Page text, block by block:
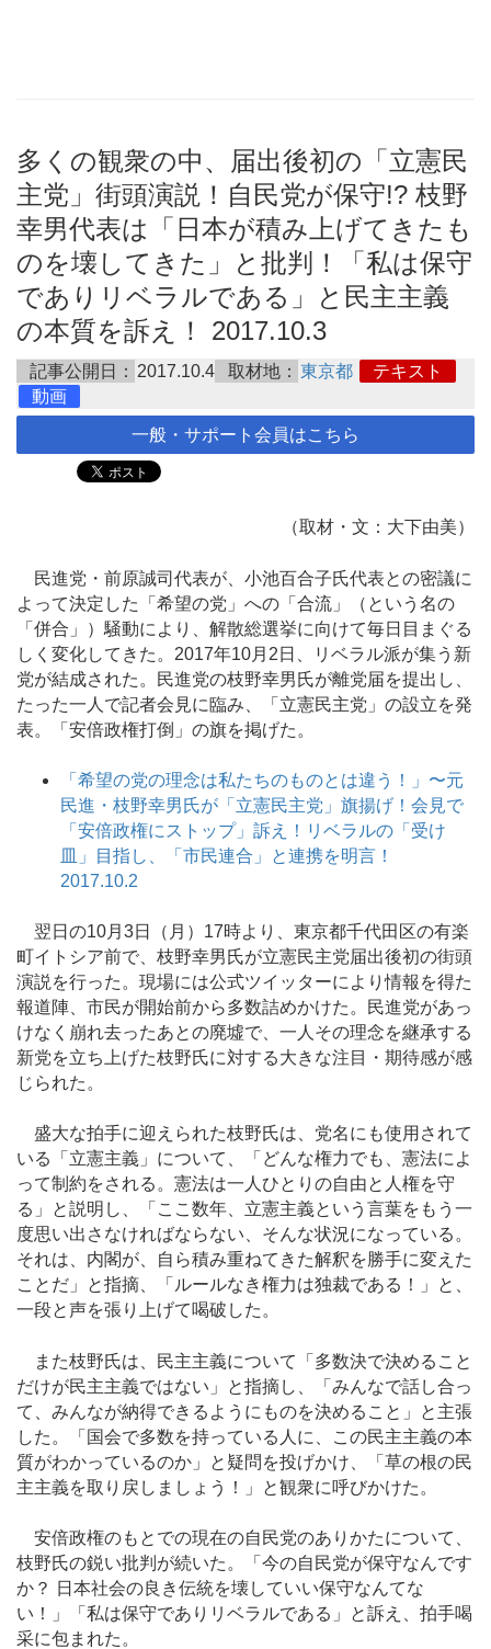
多くの観衆の中、届出後初の「立憲民
主党」街頭演説！自民党が保守!? 枝野
幸男代表は「日本が積み上げてきたも
のを壊してきた」と批判！「私は保守
でありリベラルである」と民主主義
の本質を訴え！ 2017.10.3
記事公開日： 2017.10.4 取材地： 東京都
テキスト
動画
一般・サポート会員はこちら
（取材・文：大下由美）
民進党・前原誠司代表が、小池百合子氏代表との密議に
よって決定した「希望の党」への「合流」（という名の
「併合」）騒動により、解散総選挙に向けて毎日目まぐる
しく変化してきた。2017年10月2日、リベラル派が集う新
党が結成された。民進党の枝野幸男氏が離党届を提出し、
たった一人で記者会見に臨み、「立憲民主党」の設立を発
表。「安倍政権打倒」の旗を掲げた。
「希望の党の理念は私たちのものとは違う！」〜元
民進・枝野幸男氏が「立憲民主党」旗揚げ！会見で
「安倍政権にストップ」訴え！リベラルの「受け
皿」目指し、「市民連合」と連携を明言！
2017.10.2
翌日の10月3日（月）17時より、東京都千代田区の有楽
町イトシア前で、枝野幸男氏が立憲民主党届出後初の街頭
演説を行った。現場には公式ツイッターにより情報を得た
報道陣、市民が開始前から多数詰めかけた。民進党があっ
けなく崩れ去ったあとの廃墟で、一人その理念を継承する
新党を立ち上げた枝野氏に対する大きな注目・期待感が感
じられた。
盛大な拍手に迎えられた枝野氏は、党名にも使用されて
いる「立憲主義」について、「どんな権力でも、憲法によ
って制約をされる。憲法は一人ひとりの自由と人権を守
る」と説明し、「ここ数年、立憲主義という言葉をもう一
度思い出さなければならない、そんな状況になっている。
それは、内閣が、自ら積み重ねてきた解釈を勝手に変えた
ことだ」と指摘、「ルールなき権力は独裁である！」と、
一段と声を張り上げて喝破した。
また枝野氏は、民主主義について「多数決で決めること
だけが民主主義ではない」と指摘し、「みんなで話し合っ
て、みんなが納得できるようにものを決めること」と主張
した。「国会で多数を持っている人に、この民主主義の本
質がわかっているのか」と疑問を投げかけ、「草の根の民
主主義を取り戻しましょう！」と観衆に呼びかけた。
安倍政権のもとでの現在の自民党のありかたについて、
枝野氏の鋭い批判が続いた。「今の自民党が保守なんです
か？ 日本社会の良き伝統を壊していい保守なんてな
い！」「私は保守でありリベラルである」と訴え、拍手喝
采に包まれた。